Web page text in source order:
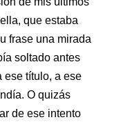
que estaba
frase una mirada
soltado antes
ese título, a ese
O quizás
de ese intento